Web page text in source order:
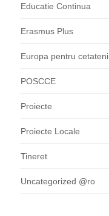
Educatie Continua
Erasmus Plus
Europa pentru cetateni
POSCCE
Proiecte
Proiecte Locale
Tineret
Uncategorized @ro